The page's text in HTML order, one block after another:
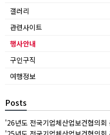
갤러리
관련사이트
행사안내
구인구직
여행정보
Posts
'26년도 전국기업체산업보건협의회